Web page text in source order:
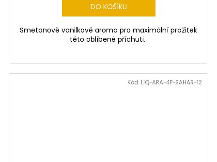
DO KOŠÍKU
Smetanově vanilkové aroma pro maximální prožitek
této oblíbené příchuti.
Kód: LIQ-ARA-4P-SAHAR-12